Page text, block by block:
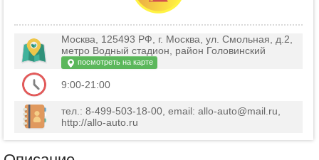
Москва, 125493 РФ, г. Москва, ул. Смольная, д.2,
метро Водный стадион, район Головинский
посмотреть на карте
9:00-21:00
тел.: 8-499-503-18-00, email: allo-auto@mail.ru,
http://allo-auto.ru